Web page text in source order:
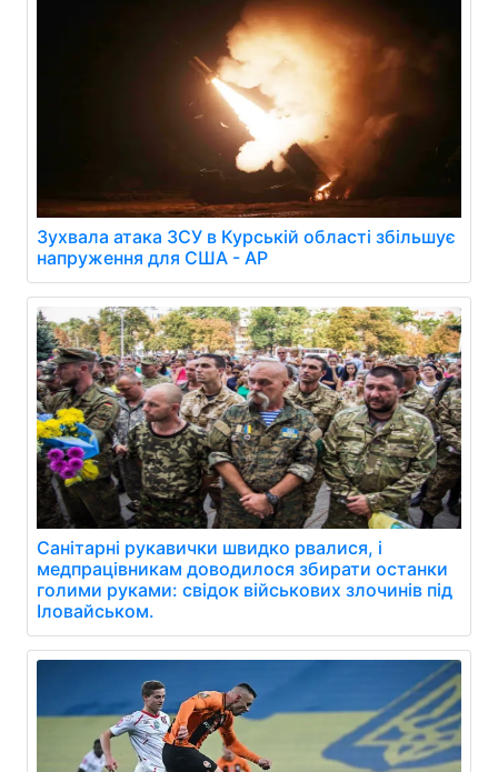
Зухвала атака ЗСУ в Курській області збільшує
напруження для США - AP
Санітарні рукавички швидко рвалися, і
медпрацівникам доводилося збирати останки
голими руками: свідок військових злочинів під
Іловайськом.